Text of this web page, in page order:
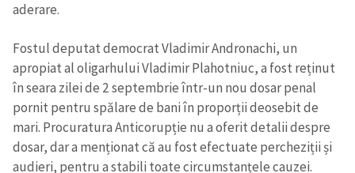
aderare.
Fostul deputat democrat Vladimir Andronachi, un
apropiat al oligarhului Vladimir Plahotniuc, a fost reținut
în seara zilei de 2 septembrie într-un nou dosar penal
pornit pentru spălare de bani în proporții deosebit de
mari. Procuratura Anticorupție nu a oferit detalii despre
dosar, dar a menționat că au fost efectuate percheziții și
audieri, pentru a stabili toate circumstanțele cauzei.